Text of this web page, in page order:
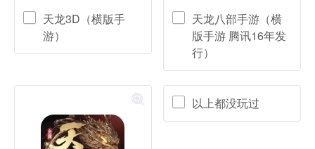
天龙3D（横版手
游）
天龙八部手游（横
版手游 腾讯16年发
行）
以上都没玩过